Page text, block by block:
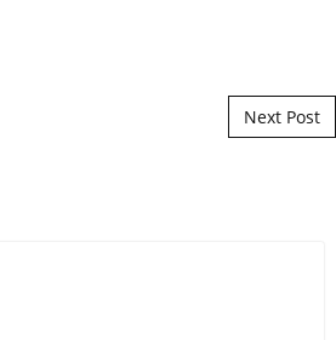
Next Post